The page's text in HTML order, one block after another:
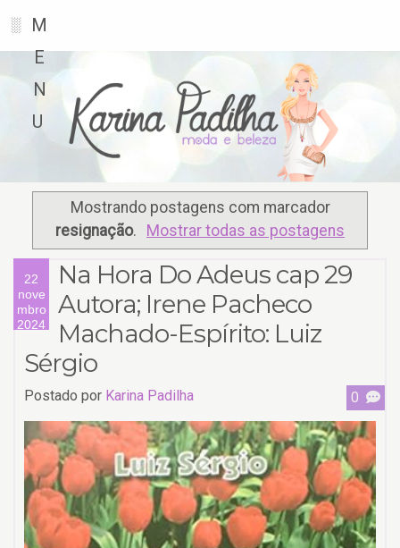
░
M
E
N
U
Mostrando postagens com marcador
resignação. Mostrar todas as postagens
22
nove
mbro
2024
Na Hora Do Adeus cap 29
Autora; Irene Pacheco
Machado-Espírito: Luiz
Sérgio
Postado por Karina Padilha 0